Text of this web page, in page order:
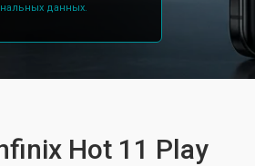
данных.
Hot 11 Play